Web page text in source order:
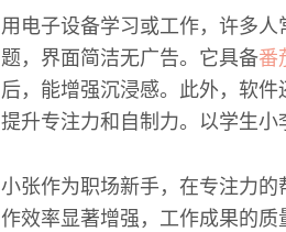
用电子设备学习或工作，许多
题，界面简洁无广告。它具备番
后，能增强沉浸感。此外，软
提升专注力和自制力。以学生小
小张作为职场新手，在专注力
作效率显著增强，工作成果的